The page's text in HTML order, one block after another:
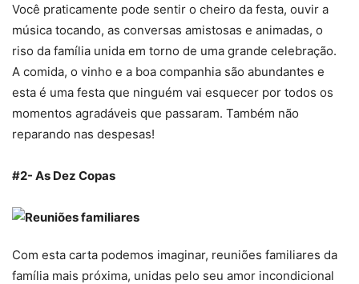
Você praticamente pode sentir o cheiro da festa, ouvir a
música tocando, as conversas amistosas e animadas, o
riso da família unida em torno de uma grande celebração.
A comida, o vinho e a boa companhia são abundantes e
esta é uma festa que ninguém vai esquecer por todos os
momentos agradáveis que passaram. Também não
reparando nas despesas!
#2- As Dez Copas
Com esta carta podemos imaginar, reuniões familiares da
família mais próxima, unidas pelo seu amor incondicional